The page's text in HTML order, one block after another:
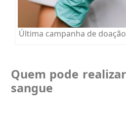
Última campanha de
Quem pode
sangue